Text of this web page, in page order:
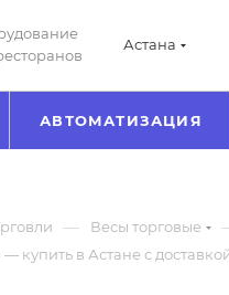
Астана
АВТОМАТИЗАЦИЯ
— Весы торговые
купить в Астане с